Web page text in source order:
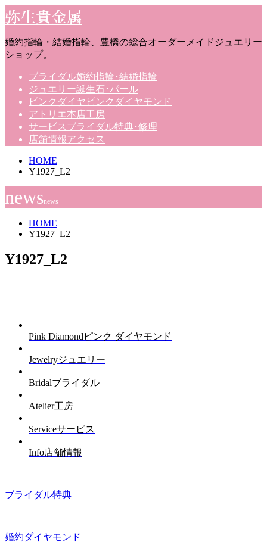
弥生貴金属
婚約指輪・結婚指輪、豊橋の総合オーダーメイドジュエリー
ショップ。
ブライダル婚約指輪･結婚指輪
ジュエリー誕生石･パール
ピンクダイヤ ピンクダイヤモンド
アトリエ本店工房
サービス ブライダル特典･修理
店舗情報アクセス
HOME
Y1927_L2
newsnews
HOME
Y1927_L2
Y1927_L2
Pink Diamond ピンク ダイヤモンド
Jewelryジュエリー
Bridalブライダル
Atelier工房
Serviceサービス
Info店舗情報
ブライダル特典
婚約ダイヤモンド